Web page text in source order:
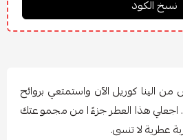
الينا كوريل الآن واستمتعي بروائح
اجعلي هذا العطر جزءًا من مجموعتك
عطرية لا تنسى.